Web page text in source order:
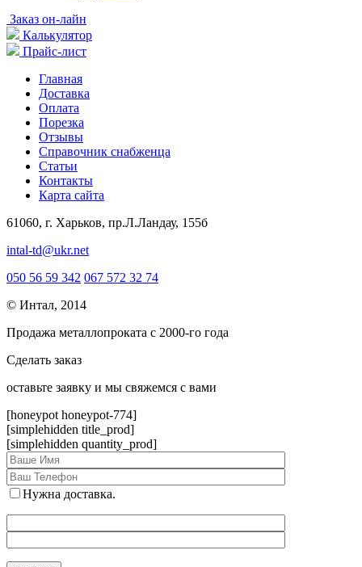
Заказ он-лайн
Калькулятор
Прайс-лист
Главная
Доставка
Оплата
Порезка
Отзывы
Справочник снабженца
Статьи
Контакты
Карта сайта
61060, г. Харьков, пр.Л.Ландау, 155б
intal-td@ukr.net
050 56 59 342 067 572 32 74
© Интал, 2014
Продажа металлопроката с 2000-го года
Сделать заказ
оcтавьте заявку и мы свяжемся с вами
[honeypot honeypot-774]
[simplehidden title_prod]
[simplehidden quantity_prod]
Нужна доставка.